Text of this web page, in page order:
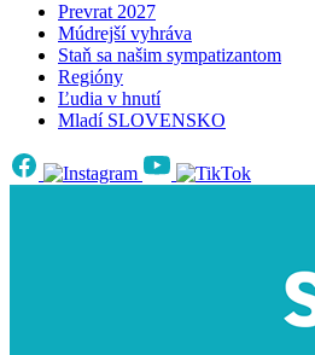
Prevrat 2027
Múdrejší vyhráva
Staň sa našim sympatizantom
Regióny
Ľudia v hnutí
Mladí SLOVENSKO